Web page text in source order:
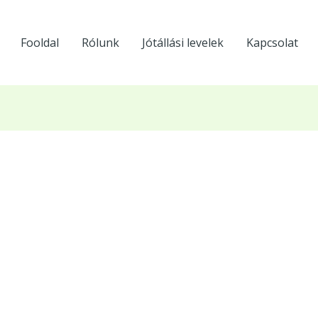
Fooldal Rólunk Jótállási levelek Kapcsolat